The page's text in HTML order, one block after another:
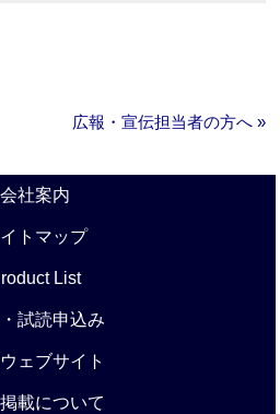
広報・宣伝担当者の方へ »
会社案内
トマップ
List
試読申込み
ェブサイト
載について